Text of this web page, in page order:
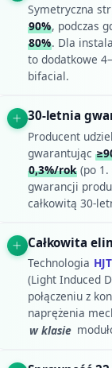
Symetryczna
90%, podczas
80%. Dla
to dodatkowe 4–
bifacial.
30-letnia
Producent
gwarantując
0,3%/rok(po 1.
gwarancji
całkowitą 30-
Całkowita
Technologia HJT
(Light Induced
połączeniu z
naprężenia
w klasie